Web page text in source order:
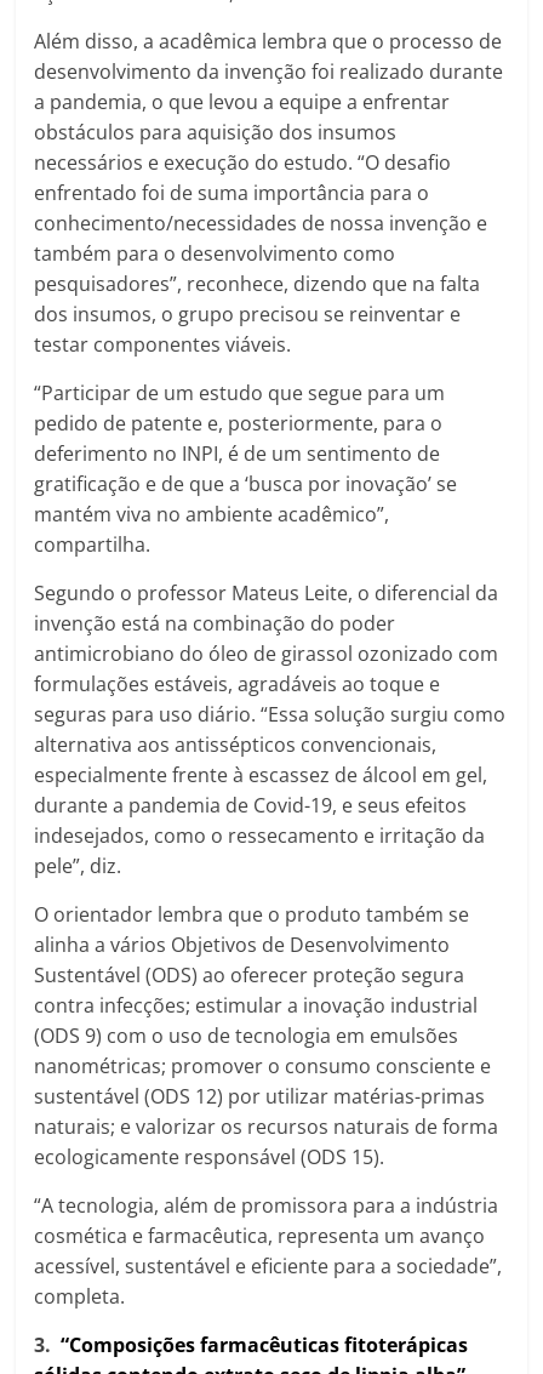
Além disso, a acadêmica lembra que o processo de
desenvolvimento da invenção foi realizado durante
a pandemia, o que levou a equipe a enfrentar
obstáculos para aquisição dos insumos
necessários e execução do estudo. “O desafio
enfrentado foi de suma importância para o
conhecimento/necessidades de nossa invenção e
também para o desenvolvimento como
pesquisadores”, reconhece, dizendo que na falta
dos insumos, o grupo precisou se reinventar e
testar componentes viáveis.
“Participar de um estudo que segue para um
pedido de patente e, posteriormente, para o
deferimento no INPI, é de um sentimento de
gratificação e de que a ‘busca por inovação’ se
mantém viva no ambiente acadêmico”,
compartilha.
Segundo o professor Mateus Leite, o diferencial da
invenção está na combinação do poder
antimicrobiano do óleo de girassol ozonizado com
formulações estáveis, agradáveis ao toque e
seguras para uso diário. “Essa solução surgiu como
alternativa aos antissépticos convencionais,
especialmente frente à escassez de álcool em gel,
durante a pandemia de Covid-19, e seus efeitos
indesejados, como o ressecamento e irritação da
pele”, diz.
O orientador lembra que o produto também se
alinha a vários Objetivos de Desenvolvimento
Sustentável (ODS) ao oferecer proteção segura
contra infecções; estimular a inovação industrial
(ODS 9) com o uso de tecnologia em emulsões
nanométricas; promover o consumo consciente e
sustentável (ODS 12) por utilizar matérias-primas
naturais; e valorizar os recursos naturais de forma
ecologicamente responsável (ODS 15).
“A tecnologia, além de promissora para a indústria
cosmética e farmacêutica, representa um avanço
acessível, sustentável e eficiente para a sociedade”,
completa.
3. “Composições farmacêuticas fitoterápicas